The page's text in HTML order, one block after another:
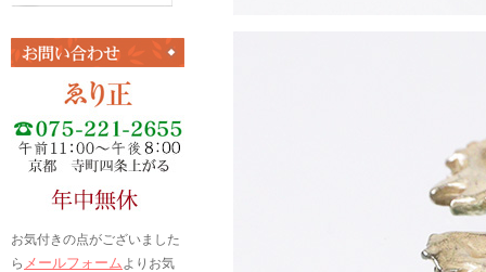
お気付きの点がございました
ら メールフォームよりお気